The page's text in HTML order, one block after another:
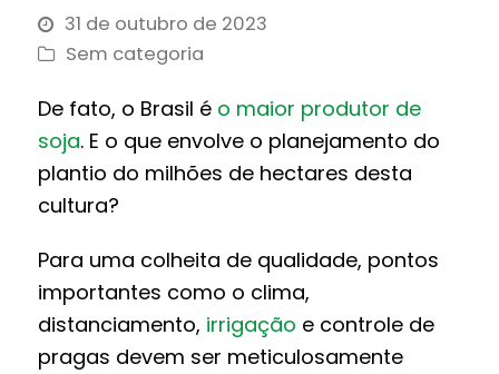
31 de outubro de 2023
Sem categoria
De fato, o Brasil é o maior produtor de
soja. E o que envolve o planejamento do
plantio do milhões de hectares desta
cultura?
Para uma colheita de qualidade, pontos
importantes como o clima,
distanciamento, irrigação e controle de
pragas devem ser meticulosamente